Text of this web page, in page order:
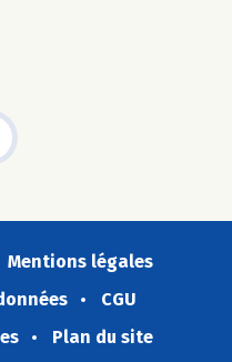
Mentions légales
CGU
Plan du site